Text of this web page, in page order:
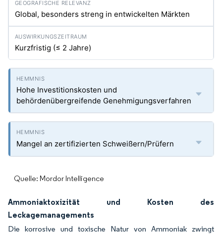
Global, besonders streng in entwickelten Märkten
Kurzfristig (≤ 2 Jahre)
Hohe Investitionskosten und
behördenübergreifende Genehmigungsverfahren
Mangel an zertifizierten Schweißern/Prüfern
Quelle: Mordor Intelligence
Ammoniaktoxizität und Kosten des
Leckagemanagements
Die korrosive und toxische Natur von Ammoniak zwingt